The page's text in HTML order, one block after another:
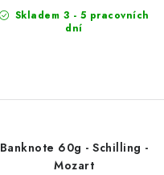
Skladem 3 - 5 pracovních
dní
Banknote 60g - Schilling -
Mozart